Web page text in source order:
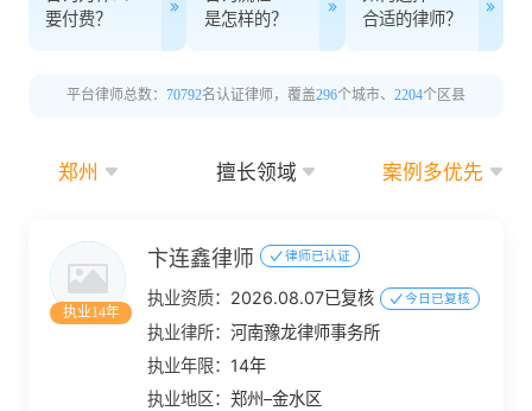
要付费？
是怎样的？
合适的律师？
平台律师总数： 70792名认证律师，覆盖296个城市、 2204个区县
郑州 擅长领域 案例多优先
执业14年
卞连鑫律师 律师已认证
执业资质： 2026.08.07已复核 今日已复核
执业律所：河南豫龙律师事务所
执业年限： 14年
执业地区：郑州–金水区